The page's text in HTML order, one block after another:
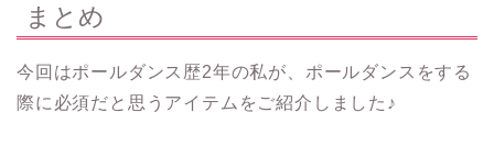
まとめ
今回はポールダンス歴2年の私が、ポールダンスをする
際に必須だと思うアイテムをご紹介しました♪